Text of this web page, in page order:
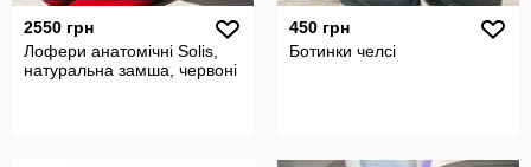
2550 грн
Лофери анатомічні Solis,
натуральна замша, червоні
450 грн
Ботинки челсі